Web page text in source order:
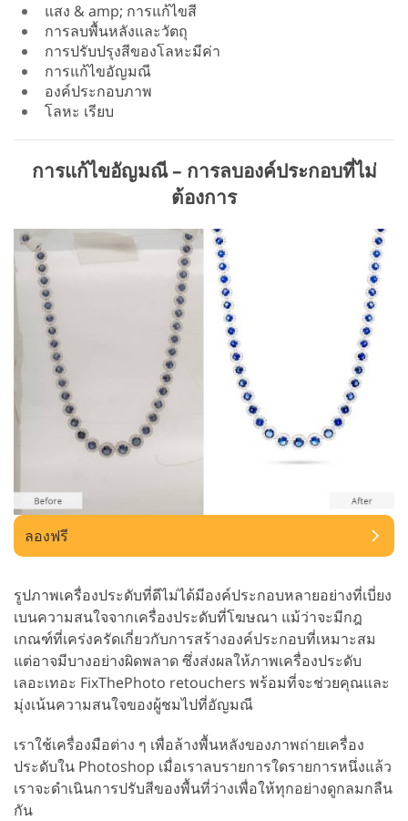
แสง & amp; การแก้ไขสี
การลบพื้นหลังและวัตถุ
การปรับปรุงสีของโลหะมีค่า
การแก้ไขอัญมณี
องค์ประกอบภาพ
โลหะ เรียบ
การแก้ไขอัญมณี – การลบองค์ประกอบที่ไม่
ต้องการ
ลองฟรี
รูปภาพเครื่องประดับที่ดีไม่ได้มีองค์ประกอบหลายอย่างที่เบี่ยง
เบนความสนใจจากเครื่องประดับที่โฆษณา แม้ว่าจะมีกฎ
เกณฑ์ที่เคร่งครัดเกี่ยวกับการสร้างองค์ประกอบที่เหมาะสม
แต่อาจมีบางอย่างผิดพลาด ซึ่งส่งผลให้ภาพเครื่องประดับ
เลอะเทอะ FixThePhoto retouchers พร้อมที่จะช่วยคุณและ
มุ่งเน้นความสนใจของผู้ชมไปที่อัญมณี
เราใช้เครื่องมือต่าง ๆ เพื่อล้างพื้นหลังของภาพถ่ายเครื่อง
ประดับใน Photoshop เมื่อเราลบรายการใดรายการหนึ่งแล้ว
เราจะดำเนินการปรับสีของพื้นที่ว่างเพื่อให้ทุกอย่างดูกลมกลืน
กัน